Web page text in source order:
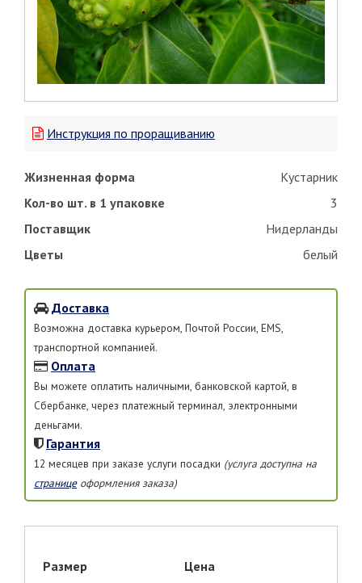
Инструкция по проращиванию
Жизненная форма
Кустарник
Кол-во шт. в 1 упаковке
3
Поставщик
Нидерланды
Цветы
белый
Доставка
Возможна доставка курьером, Почтой России, EMS,
транспортной компанией.
Оплата
Вы можете оплатить наличными, банковской картой, в
Сбербанке, через платежный терминал, электронными
деньгами.
Гарантия
12 месяцев при заказе услуги посадки (услуга доступна на
страницеоформления заказа)
Размер Цена